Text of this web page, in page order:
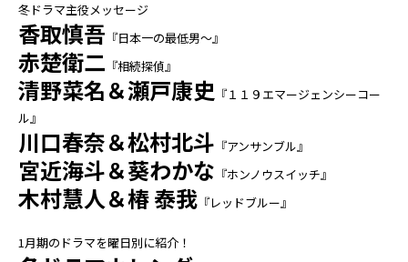
冬ドラマ主役メッセージ
香取慎吾 『日本一の最低男～』
赤楚衛二 『相続探偵』
清野菜名＆瀬戸康史 『１１９エマージェンシーコー
ル』
川口春奈＆松村北斗 『アンサンブル』
宮近海斗＆葵わかな 『ホンノウスイッチ』
木村慧人＆椿 泰我 『レッドブルー』
1月期のドラマを曜日別に紹介！